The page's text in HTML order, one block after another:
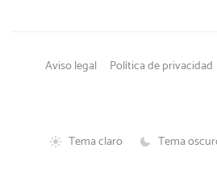
Aviso legal Política de privacidad
Tema claro Tema